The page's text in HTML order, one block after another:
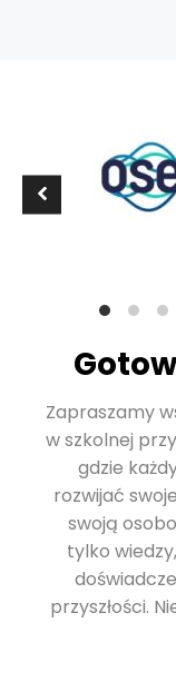
Zapraszamy
w szkolnej
gdzie
rozwijać
swoją
tylko
przyszłości.